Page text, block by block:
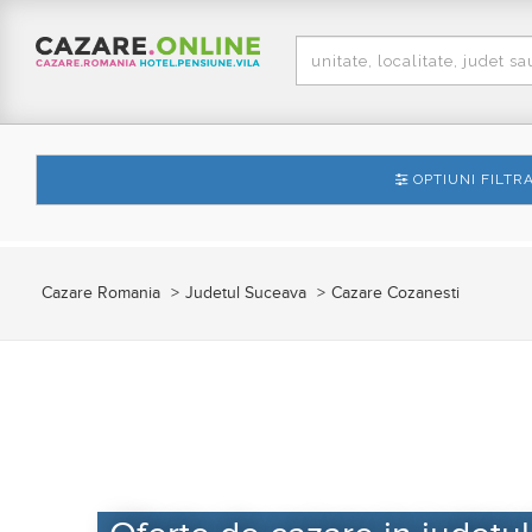
OPTIUNI
Cazare Romania Judetul Suceava Cazare Cozanesti